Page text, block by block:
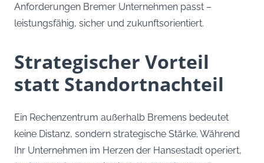
Anforderungen Bremer Unternehmen passt –
leistungsfähig, sicher und zukunftsorientiert.
Strategischer Vorteil
statt Standortnachteil
Ein Rechenzentrum außerhalb Bremens bedeutet
keine Distanz, sondern strategische Stärke. Während
Ihr Unternehmen im Herzen der Hansestadt operiert,